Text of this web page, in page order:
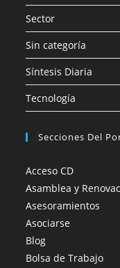
Sector
Sin categoría
Síntesis Diaria
Tecnología
Secciones Del
Acceso CD
Asamblea y
Asesoramientos
Asociarse
Blog
Bolsa de Trabajo